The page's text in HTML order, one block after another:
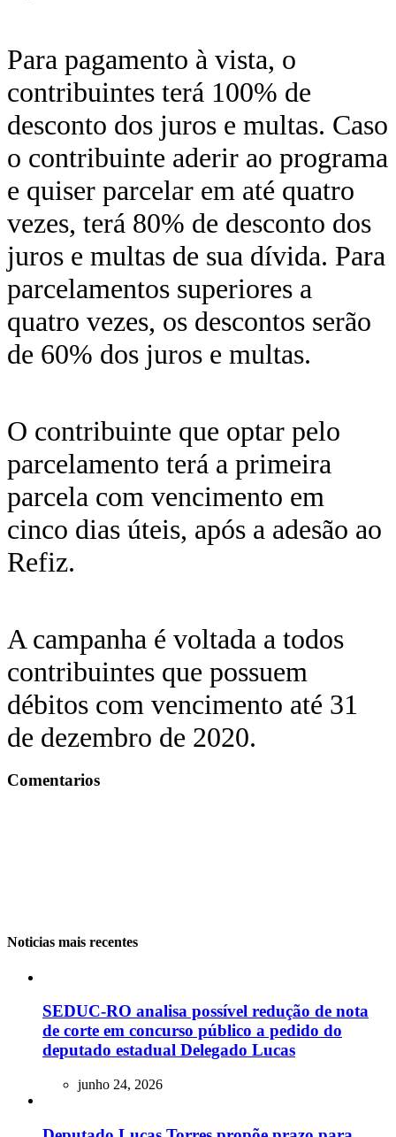
Para pagamento à vista, o
contribuintes terá 100% de
desconto dos juros e multas. Caso
o contribuinte aderir ao programa
e quiser parcelar em até quatro
vezes, terá 80% de desconto dos
juros e multas de sua dívida. Para
parcelamentos superiores a
quatro vezes, os descontos serão
de 60% dos juros e multas.
O contribuinte que optar pelo
parcelamento terá a primeira
parcela com vencimento em
cinco dias úteis, após a adesão ao
Refiz.
A campanha é voltada a todos
contribuintes que possuem
débitos com vencimento até 31
de dezembro de 2020.
Comentarios
Noticias mais recentes
SEDUC-RO analisa possível redução de nota
de corte em concurso público a pedido do
deputado estadual Delegado Lucas
junho 24, 2026